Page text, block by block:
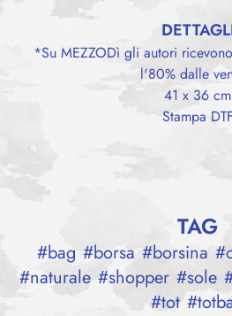
*Su MEZZODì gli autori
l'80% dalle
41 x 36 cm
Stampa DTF
TAG
#bag #borsa #borsina #
#naturale #shopper #sole
#tot #